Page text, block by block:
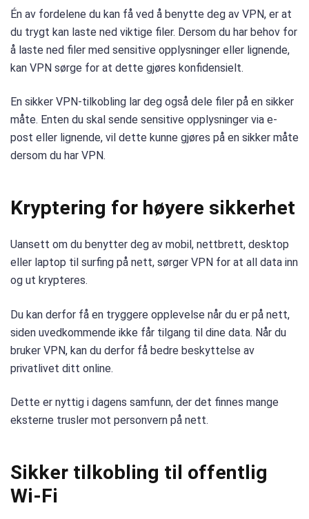
Én av fordelene du kan få ved å benytte deg av VPN, er at
du trygt kan laste ned viktige filer. Dersom du har behov for
å laste ned filer med sensitive opplysninger eller lignende,
kan VPN sørge for at dette gjøres konfidensielt.
En sikker VPN-tilkobling lar deg også dele filer på en sikker
måte. Enten du skal sende sensitive opplysninger via e-
post eller lignende, vil dette kunne gjøres på en sikker måte
dersom du har VPN.
Kryptering for høyere sikkerhet
Uansett om du benytter deg av mobil, nettbrett, desktop
eller laptop til surfing på nett, sørger VPN for at all data inn
og ut krypteres.
Du kan derfor få en tryggere opplevelse når du er på nett,
siden uvedkommende ikke får tilgang til dine data. Når du
bruker VPN, kan du derfor få bedre beskyttelse av
privatlivet ditt online.
Dette er nyttig i dagens samfunn, der det finnes mange
eksterne trusler mot personvern på nett.
Sikker tilkobling til offentlig
Wi-Fi